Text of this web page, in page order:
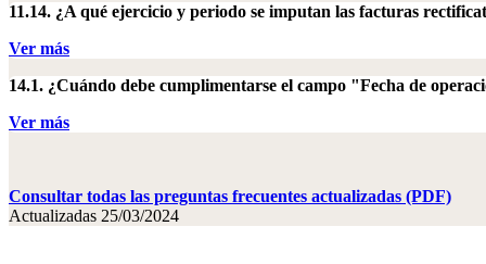
11.14. ¿A qué ejercicio y periodo se imputan las facturas
Ver más
14.1. ¿Cuándo debe cumplimentarse el campo "Fecha de
Ver más
Consultar todas las preguntas frecuentes actualizadas (PDF)
Actualizadas 25/03/2024